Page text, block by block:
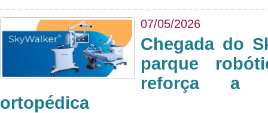
07/05/2026
Chegada do
parque
reforça a
ortopédica